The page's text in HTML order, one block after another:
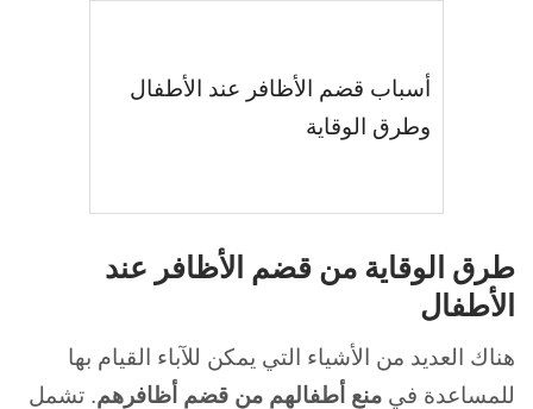
أسباب قضم الأظافر عند الأطفال
وطرق الوقاية
طرق الوقاية من قضم الأظافر عند
الأطفال
هناك العديد من الأشياء التي يمكن للآباء القيام بها
للمساعدة في منع أطفالهم من قضم أظافرهم. تشمل